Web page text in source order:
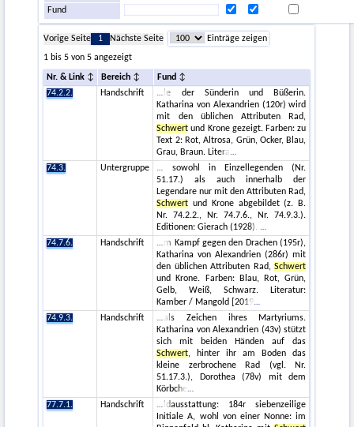
Fund
Vorige Seite 1 Nächste Seite
Einträge zeigen
1 bis 5 von 5 angezeigt
Nr. & Link Bereich
Fund
74.2.2.
Handschrift
le der Sünderin und Büßerin.
Katharina von Alexandrien (120r) wird
mit den üblichen Attributen Rad,
Schwert und Krone gezeigt. Farben: zu
Text 2: Rot, Altrosa, Grün, Ocker, Blau,
Grau, Braun. Litera
74.3.
Untergruppe
sowohl in Einzellegenden (Nr.
51.17.) als auch innerhalb der
Legendare nur mit den Attributen Rad,
Schwert und Krone abgebildet (z. B.
Nr. 74.2.2., Nr. 74.7.6., Nr. 74.9.3.).
Editionen: Gierach (1928).
74.7.6.
Handschrift
m Kampf gegen den Drachen (195r),
Katharina von Alexandrien (286r) mit
den üblichen Attributen Rad,Schwert
und Krone. Farben: Blau, Rot, Grün,
Gelb, Weiß, Schwarz. Literatur:
Kamber / Mangold [2019
74.9.3.
Handschrift
als Zeichen ihres Martyriums.
Katharina von Alexandrien (43v) stützt
sich mit beiden Händen auf das
Schwert, hinter ihr am Boden das
kleine zerbrochene Rad (vgl. Nr.
51.17.3.), Dorothea (78v) mit dem
Körbche
77.7.1.
Handschrift
ldausstattung: 184r siebenzeilige
Initiale A, wohl von einer Nonne: im